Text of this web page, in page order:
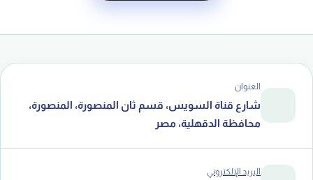
العنوان
شارع قناة السويس، قسم ثان المنصورة، المنصورة،
محافظة الدقهلية، مصر
البريد الإلكتروني